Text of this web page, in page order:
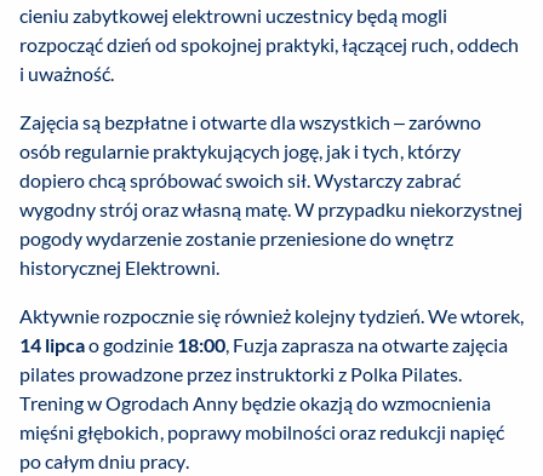
cieniu zabytkowej elektrowni uczestnicy będą mogli
rozpocząć dzień od spokojnej praktyki, łączącej ruch, oddech
i uważność.
Zajęcia są bezpłatne i otwarte dla wszystkich – zarówno
osób regularnie praktykujących jogę, jak i tych, którzy
dopiero chcą spróbować swoich sił. Wystarczy zabrać
wygodny strój oraz własną matę. W przypadku niekorzystnej
pogody wydarzenie zostanie przeniesione do wnętrz
historycznej Elektrowni.
Aktywnie rozpocznie się również kolejny tydzień. We wtorek,
14 lipcao godzinie 18:00, Fuzja zaprasza na otwarte zajęcia
pilates prowadzone przez instruktorki z Polka Pilates.
Trening w Ogrodach Anny będzie okazją do wzmocnienia
mięśni głębokich, poprawy mobilności oraz redukcji napięć
po całym dniu pracy.